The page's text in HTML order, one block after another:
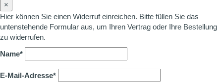
×
Hier können Sie einen Widerruf einreichen. Bitte füllen Sie das
untenstehende Formular aus, um Ihren Vertrag oder Ihre Bestellung
zu widerrufen.
Name*
E-Mail-Adresse*